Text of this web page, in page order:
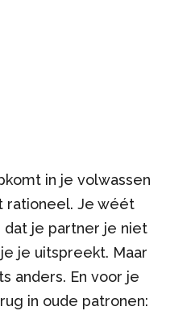
in je volwassen
rationeel. Je wéét
dat je partner je niet
je uitspreekt. Maar
anders. En voor je
in oude patronen: